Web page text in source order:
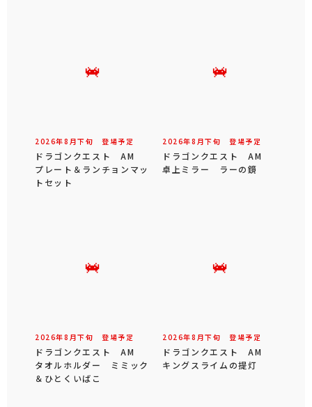
2026年8 月下旬 登場予定
ドラゴンクエスト AM
プレート＆ランチョンマッ
トセット
2026年8 月下旬 登場予定
ドラゴンクエスト AM
卓上ミラー ラーの鏡
2026年8 月下旬 登場予定
ドラゴンクエスト AM
タオルホルダー ミミック
＆ひとくいばこ
2026年8 月下旬 登場予定
ドラゴンクエスト AM
キングスライムの提灯